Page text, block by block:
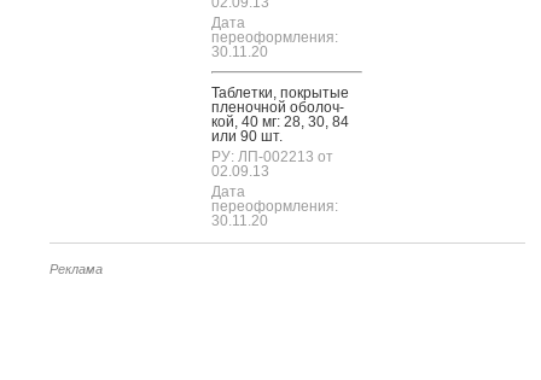
Дата
переоформления:
30.11.20
Таб­летки, пок­ры­тые
пле­ноч­ной обо­лоч­
кой, 40 мг: 28, 30, 84
или 90 шт.
РУ: ЛП-002213 от
02.09.13
Дата
переоформления:
30.11.20
Реклама